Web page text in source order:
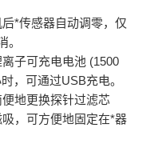
*传感器自动调零，仅
。
子可充电电池 (1500
，可通过USB充电。
地更换探针过滤芯
，可方便地固定在*器